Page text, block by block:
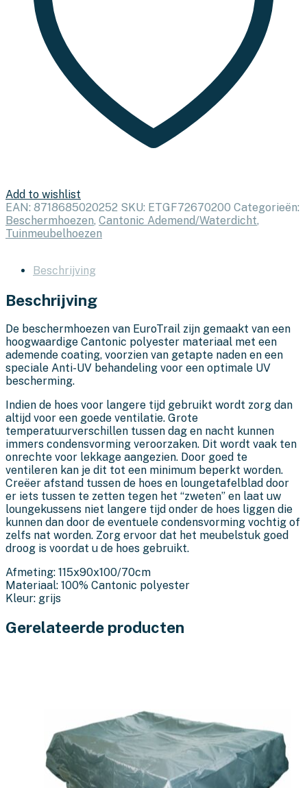
Add to wishlist
EAN: 8718685020252 SKU: ETGF72670200 Categorieën:
Beschermhoezen, Cantonic Ademend/Waterdicht,
Tuinmeubelhoezen
Beschrijving
Beschrijving
De beschermhoezen van EuroTrail zijn gemaakt van een
hoogwaardige Cantonic polyester materiaal met een
ademende coating, voorzien van getapte naden en een
speciale Anti-UV behandeling voor een optimale UV
bescherming.
Indien de hoes voor langere tijd gebruikt wordt zorg dan
altijd voor een goede ventilatie. Grote
temperatuurverschillen tussen dag en nacht kunnen
immers condensvorming veroorzaken. Dit wordt vaak ten
onrechte voor lekkage aangezien. Door goed te
ventileren kan je dit tot een minimum beperkt worden.
Creëer afstand tussen de hoes en loungetafelblad door
er iets tussen te zetten tegen het “zweten” en laat uw
loungekussens niet langere tijd onder de hoes liggen die
kunnen dan door de eventuele condensvorming vochtig of
zelfs nat worden. Zorg ervoor dat het meubelstuk goed
droog is voordat u de hoes gebruikt.
Afmeting: 115x90x100/70cm
Materiaal: 100% Cantonic polyester
Kleur: grijs
Gerelateerde producten